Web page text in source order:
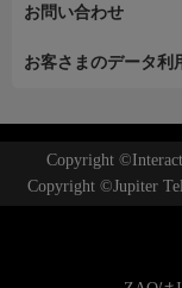
お問い合わせ
お客さまのデータ利
Copyright
Copyright ©Jupiter